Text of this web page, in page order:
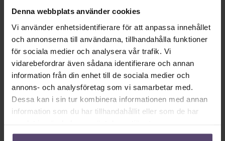
Denna webbplats använder cookies
Vi använder enhetsidentifierare för att anpassa innehållet
och annonserna till användarna, tillhandahålla funktioner
för sociala medier och analysera vår trafik. Vi
vidarebefordrar även sådana identifierare och annan
information från din enhet till de sociala medier och
annons- och analysföretag som vi samarbetar med.
Dessa kan i sin tur kombinera informationen med annan
information som du har tillhandahållit eller som de har
Tillgänglig omedelbart, leveranstid: 2-5 Tage.
Produktkvantitet: Ange önskat värde eller använd knapparna för att öka eller
Lägg till i kundkorgen
Produktnummer:MU_PC_3179_PG2
Beskrivning
• Information om tyg 3179: • 56% reflektion • 0%
absorption…mer